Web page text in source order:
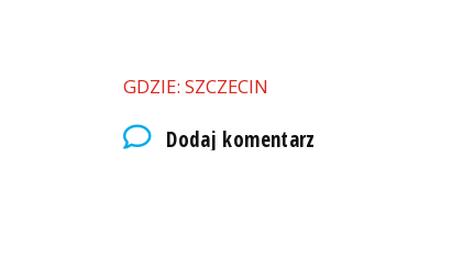
GDZIE: SZCZECIN
Dodaj komentarz